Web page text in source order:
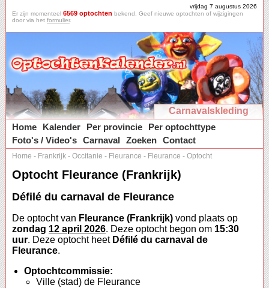
vrijdag 7 augustus 2026
Er zijn momenteel 6569 optochten bekend. Geef nieuwe optochten of wijzigingen
door via het formulier.
Carnavalskleding
Home
Kalender Per provincie
Per optochttype
Foto's / Video's Carnaval Zoeken Contact
Home - Frankrijk - Occitanie - Fleurance - Fleurance - Optocht
Optocht Fleurance (Frankrijk)
Défilé du carnaval de Fleurance
De optocht van Fleurance (Frankrijk) vond plaats op
zondag 12 april 2026. Deze optocht begon om 15:30
uur. Deze optocht heet Défilé du carnaval de
Fleurance.
Optochtcommissie:
Ville (stad) de Fleurance